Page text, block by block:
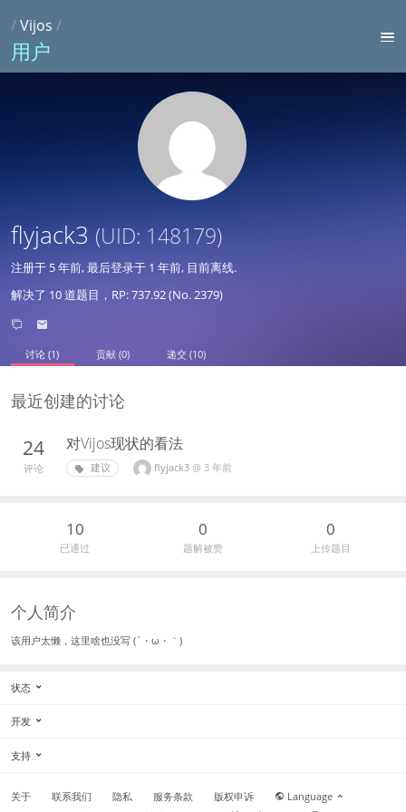
/Vijos /
用户
flyjack3 (UID: 148179)
注册于 5 年前, 最后登录于 1 年前, 目前离线.
解决了 10 道题目，RP: 737.92 (No. 2379)
讨论 (1) 贡献 (0) 递交 (10)
最近创建的讨论
24
评论
对Vijos现状的看法
建议 flyjack3 @ 3 年前
10
已通过
0
题解被赞
0
上传题目
个人简介
该用户太懒，这里啥也没写 (´・ω・｀)
状态
开发
支持
关于 联系我们 隐私 服务条款 版权申诉
Language